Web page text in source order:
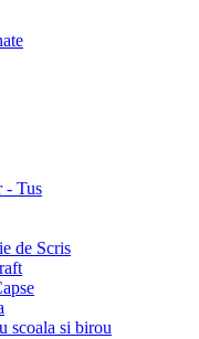
- Tus
de Scris
scoala si birou